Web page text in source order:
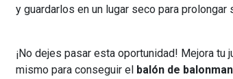
y guardarlos en un lugar seco para prolongar
¡No dejes pasar esta oportunidad! Mejora tu
mismo para conseguir el balón de